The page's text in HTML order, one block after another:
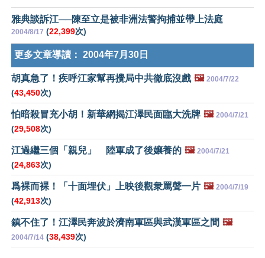
雅典談訴江──陳至立是被非洲法警拘捕並帶上法庭
2004/8/17 (22,399次)
更多文章導讀： 2004年7月30日
胡真急了！疾呼江家幫再攪局中共徹底沒戲 🖼️ 2004/7/22
(43,450次)
怕暗殺冒充小胡！新華網揭江澤民面臨大洗牌 🖼️ 2004/7/21
(29,508次)
江過繼三個「親兒」 陸軍成了後孃養的 🖼️ 2004/7/21
(24,863次)
爲裸而裸！「十面埋伏」上映後觀衆罵聲一片 🖼️ 2004/7/19
(42,913次)
鎮不住了！江澤民奔波於濟南軍區與武漢軍區之間 🖼️
2004/7/14 (38,439次)